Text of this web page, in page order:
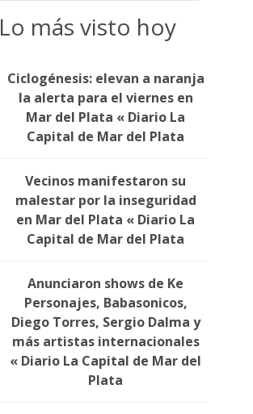
Lo más visto hoy
Ciclogénesis: elevan a naranja
la alerta para el viernes en
Mar del Plata « Diario La
Capital de Mar del Plata
Vecinos manifestaron su
malestar por la inseguridad
en Mar del Plata « Diario La
Capital de Mar del Plata
Anunciaron shows de Ke
Personajes, Babasonicos,
Diego Torres, Sergio Dalma y
más artistas internacionales
« Diario La Capital de Mar del
Plata